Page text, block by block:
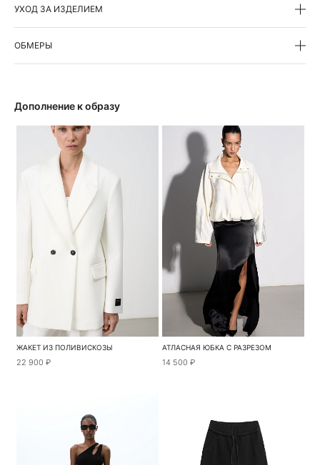
УХОД ЗА ИЗДЕЛИЕМ
ОБМЕРЫ
Дополнение к образу
ЖАКЕТ ИЗ ПОЛИВИСКОЗЫ
22 900 ₽
АТЛАСНАЯ ЮБКА С РАЗРЕЗОМ
14 500 ₽